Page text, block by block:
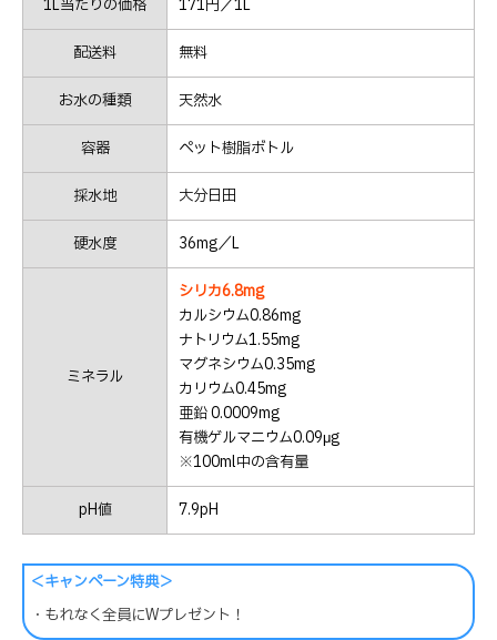
1L当たりの価格 171円／1L
配送料 無料
お水の種類 天然水
容器 ペット樹脂ボトル
採水地 大分日田
硬水度 36mg／L
ミネラル
シリカ6.8mg
カルシウム0.86mg
ナトリウム1.55mg
マグネシウム0.35mg
カリウム0.45mg
亜鉛 0.0009mg
有機ゲルマニウム0.09μg
※100ml中の含有量
pH値 7.9pH
＜キャンペーン特典＞
・もれなく全員にWプレゼント！